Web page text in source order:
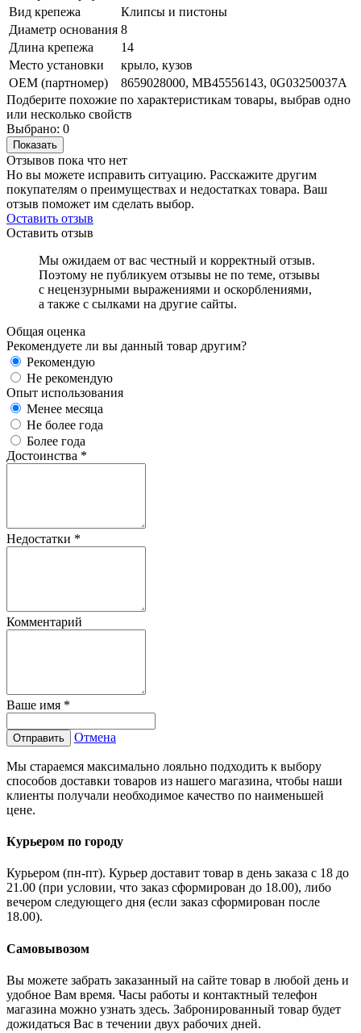
Вид крепежа
Клипсы и пистоны
Диаметр основания 8
Длина крепежа
14
Место установки
крыло, кузов
OEM (партномер)
8659028000, MB45556143, 0G03250037A
Подберите похожие по характеристикам товары, выбрав одно
или несколько свойств
Выбрано: 0
Показать
Отзывов пока что нет
Но вы можете исправить ситуацию. Расскажите другим
покупателям о преимуществах и недостатках товара. Ваш
отзыв поможет им сделать выбор.
Оставить отзыв
Оставить отзыв
Мы ожидаем от вас честный и корректный отзыв.
Поэтому не публикуем отзывы не по теме, отзывы
с нецензурными выражениями и оскорблениями,
а также с сылками на другие сайты.
Общая оценка
Рекомендуете ли вы данный товар другим?
Рекомендую
Не рекомендую
Опыт использования
Менее месяца
Не более года
Более года
Достоинства *
Недостатки *
Комментарий
Ваше имя *
Отправить Отмена
Мы стараемся максимально лояльно подходить к выбору
способов доставки товаров из нашего магазина, чтобы наши
клиенты получали необходимое качество по наименьшей
цене.
Курьером по городу
Курьером (пн-пт). Курьер доставит товар в день заказа с 18 до
21.00 (при условии, что заказ сформирован до 18.00), либо
вечером следующего дня (если заказ сформирован после
18.00).
Самовывозом
Вы можете забрать заказанный на сайте товар в любой день и
удобное Вам время. Часы работы и контактный телефон
магазина можно узнать здесь. Забронированный товар будет
дожидаться Вас в течении двух рабочих дней.